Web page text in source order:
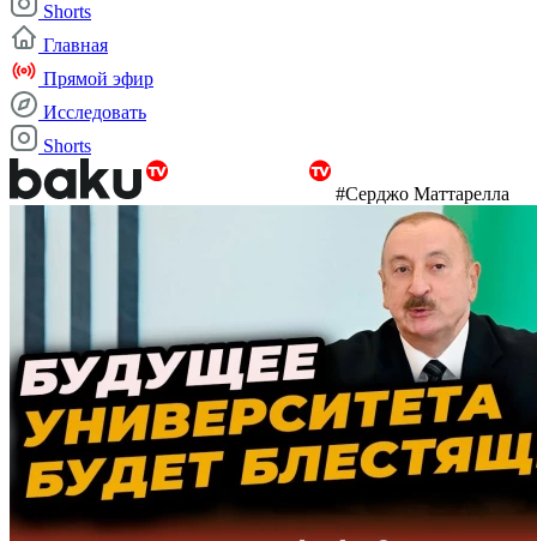
Shorts
Главная
Прямой эфир
Исследовать
Shorts
#Серджо Маттарелла